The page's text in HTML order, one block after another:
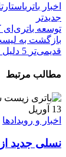
اخبار باتری
جدیدتر
توسعه باتری‌ای که 2 دقیقه برای شارژ شدن زمان
بازگشت به
قدیمی‌تر 5 دلیل خرابی زودهنگام باتری موتورسیکلت
مطالب مرتبط
13 آوریل
اخبار و رویدادها
نسلی جدید